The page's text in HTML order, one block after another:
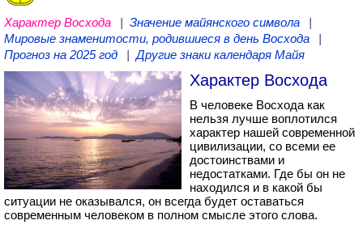
Характер Восхода | Значение майянского символа
|
Мировые знаменитости, родившиеся в день Восхода
|
Прогноз на 2025 год
|Другие знаки календаря Майя
Характер Восхода
В человеке Восхода как
нельзя лучше воплотился
характер нашей современной
цивилизации, со всеми ее
достоинствами и
недостатками. Где бы он не
находился и в какой бы
ситуации не оказывался, он всегда будет оставаться
современным человеком в полном смысле этого слова.